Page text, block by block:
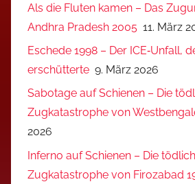
Als die Fluten kamen – Das
Andhra Pradesh 2005 11. März
Eschede 1998 – Der ICE‑Unfall,
erschütterte 9. März 2026
Sabotage auf Schienen – Die
Zugkatastrophe von
2026
Inferno auf Schienen – Die
Zugkatastrophe von Firozabad